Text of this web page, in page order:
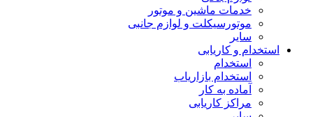
خدمات ماشین و موتور
موتورسیکلت و لوازم جانبی
سایر
استخدام و کاریابی
استخدام
استخدام بازاریاب
آماده به کار
مراکز کاریابی